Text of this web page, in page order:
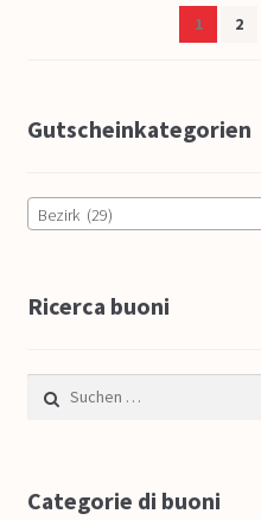
1 2
Gutscheinkategorien
Bezirk (29)
Ricerca buoni
Suche nach:
Categorie di buoni